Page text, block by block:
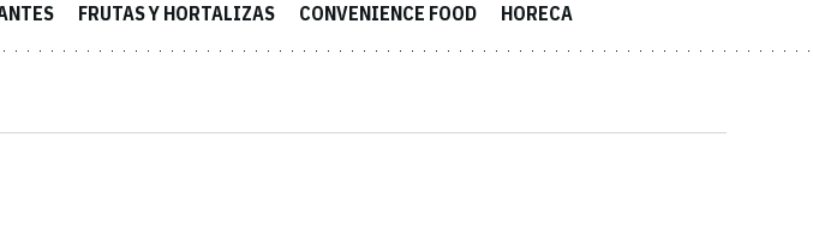
FRUTAS Y HORTALIZAS CONVENIENCE FOOD HORECA